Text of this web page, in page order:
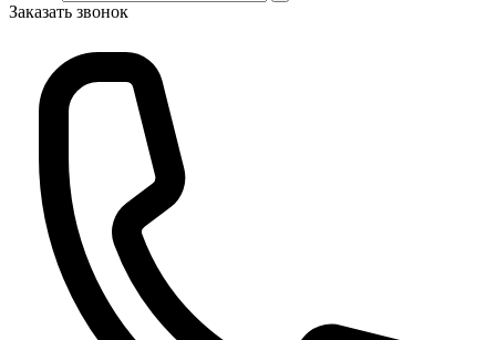
Заказать звонок